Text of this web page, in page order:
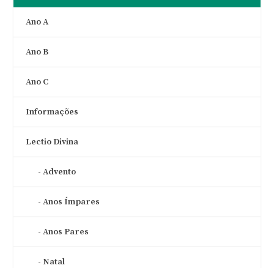
Ano A
Ano B
Ano C
Informações
Lectio Divina
Advento
Anos Ímpares
Anos Pares
Natal